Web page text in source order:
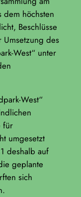
dem höchsten
Beschlüsse
des
West“ unter
West“
für
umgesetzt
deshalb auf
geplante
sich